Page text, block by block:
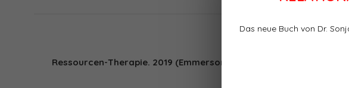
Das neue Buch von Dr.
Ressourcen-Therapie. 2019 (Emmerson, G)